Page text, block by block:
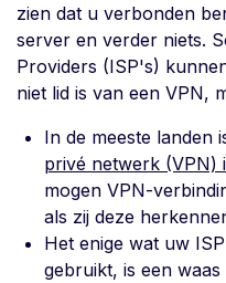
zien dat u verbonden
server en verder niets.
Providers (ISP's)
niet lid is van een VPN,
In de meeste landen
privé netwerk (VPN)
mogen VPN-
als zij deze
Het enige wat uw
gebruikt, is een